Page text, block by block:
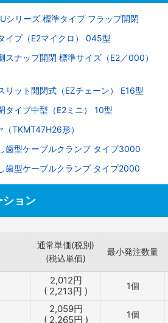
シリーズ 標準タイプ フラップ開閉
イプ（E2マイクロ） 045型
スナップ開閉 標準サイズ（E2／000）
リット開閉式（EZチェーン） E16型
タイプ中型（E2ミニ） 10型
TKMT47H26形）
歯型ケーブルクランプ タイプ3000
歯型ケーブルクランプ タイプ2000
ション
通常単価(税別)
(税込単価)
最小発注数量
2,012円
( 2,213円 ) 1個
2,059円
( 2,265円 ) 1個